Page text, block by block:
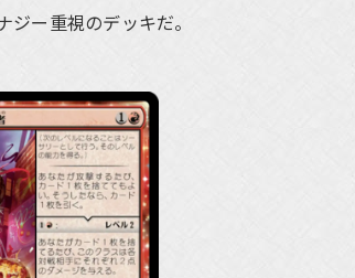
ー重視のデッキだ。